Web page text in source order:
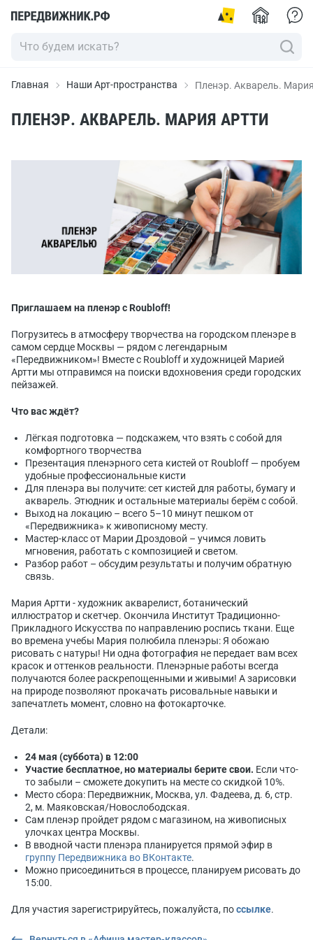
Главная Наши Арт-пространства Пленэр. Акварель.
ПЛЕНЭР. АКВАРЕЛЬ. МАРИЯ АРТТИ
Приглашаем на пленэр с Roubloff!
Погрузитесь в атмосферу творчества на городском пленэре в
самом сердце Москвы — рядом с легендарным
«Передвижником»! Вместе с Roubloff и художницей Марией
Артти мы отправимся на поиски вдохновения среди городских
пейзажей.
Что вас ждёт?
Лёгкая подготовка — подскажем, что взять с собой для
комфортного творчества
Презентация пленэрного сета кистей от Roubloff — пробуем
удобные профессиональные кисти
Для пленэра вы получите: сет кистей для работы, бумагу и
акварель. Этюдник и остальные материалы берём с собой.
Выход на локацию – всего 5–10 минут пешком от
«Передвижника» к живописному месту.
Мастер-класс от Марии Дроздовой – учимся ловить
мгновения, работать с композицией и светом.
Разбор работ – обсудим результаты и получим обратную
связь.
Мария Артти - художник акварелист, ботанический
иллюстратор и скетчер. Окончила Институт Традиционно-
Прикладного Искусства по направлению роспись ткани. Еще
во времена учебы Мария полюбила пленэры: Я обожаю
рисовать с натуры! Ни одна фотография не передает вам всех
красок и оттенков реальности. Пленэрные работы всегда
получаются более раскрепощенными и живыми! А зарисовки
на природе позволяют прокачать рисовальные навыки и
запечатлеть момент, словно на фотокарточке.
Детали:
24 мая (суббота) в 12:00
Участие бесплатное, но материалы берите свои. Если что-
то забыли – сможете докупить на месте со скидкой 10%.
Место сбора: Передвижник, Москва, ул. Фадеева, д. 6, стр.
2, м. Маяковская/Новослободская.
Сам пленэр пройдет рядом с магазином, на живописных
улочках центра Москвы.
В вводной части пленэра планируется прямой эфир в
группу Передвижника во ВКонтакте.
Можно присоединиться в процессе, планируем рисовать до
15:00.
Для участия зарегистрируйтесь, пожалуйста, поссылке.